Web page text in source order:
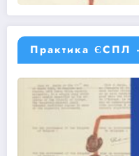
Практика ЄСПЛ